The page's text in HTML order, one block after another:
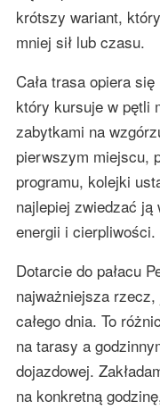
krótszy wariant,
mniej sił lub czasu.
Cała trasa opiera
który kursuje w pętli
zabytkami na
pierwszym miejscu,
programu, kolejki
najlepiej zwiedzać
energii i cierpliwości.
Dotarcie do pałacu
najważniejsza
całego dnia. To
na tarasy a
dojazdowej.
na konkretną